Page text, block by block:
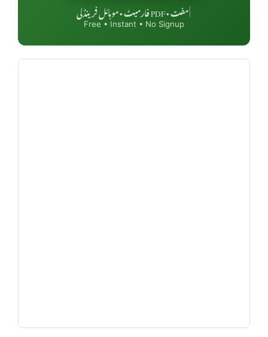
مفت • PDF فارمیٹ • موبائل فرینڈلی
Free • Instant • No Signup